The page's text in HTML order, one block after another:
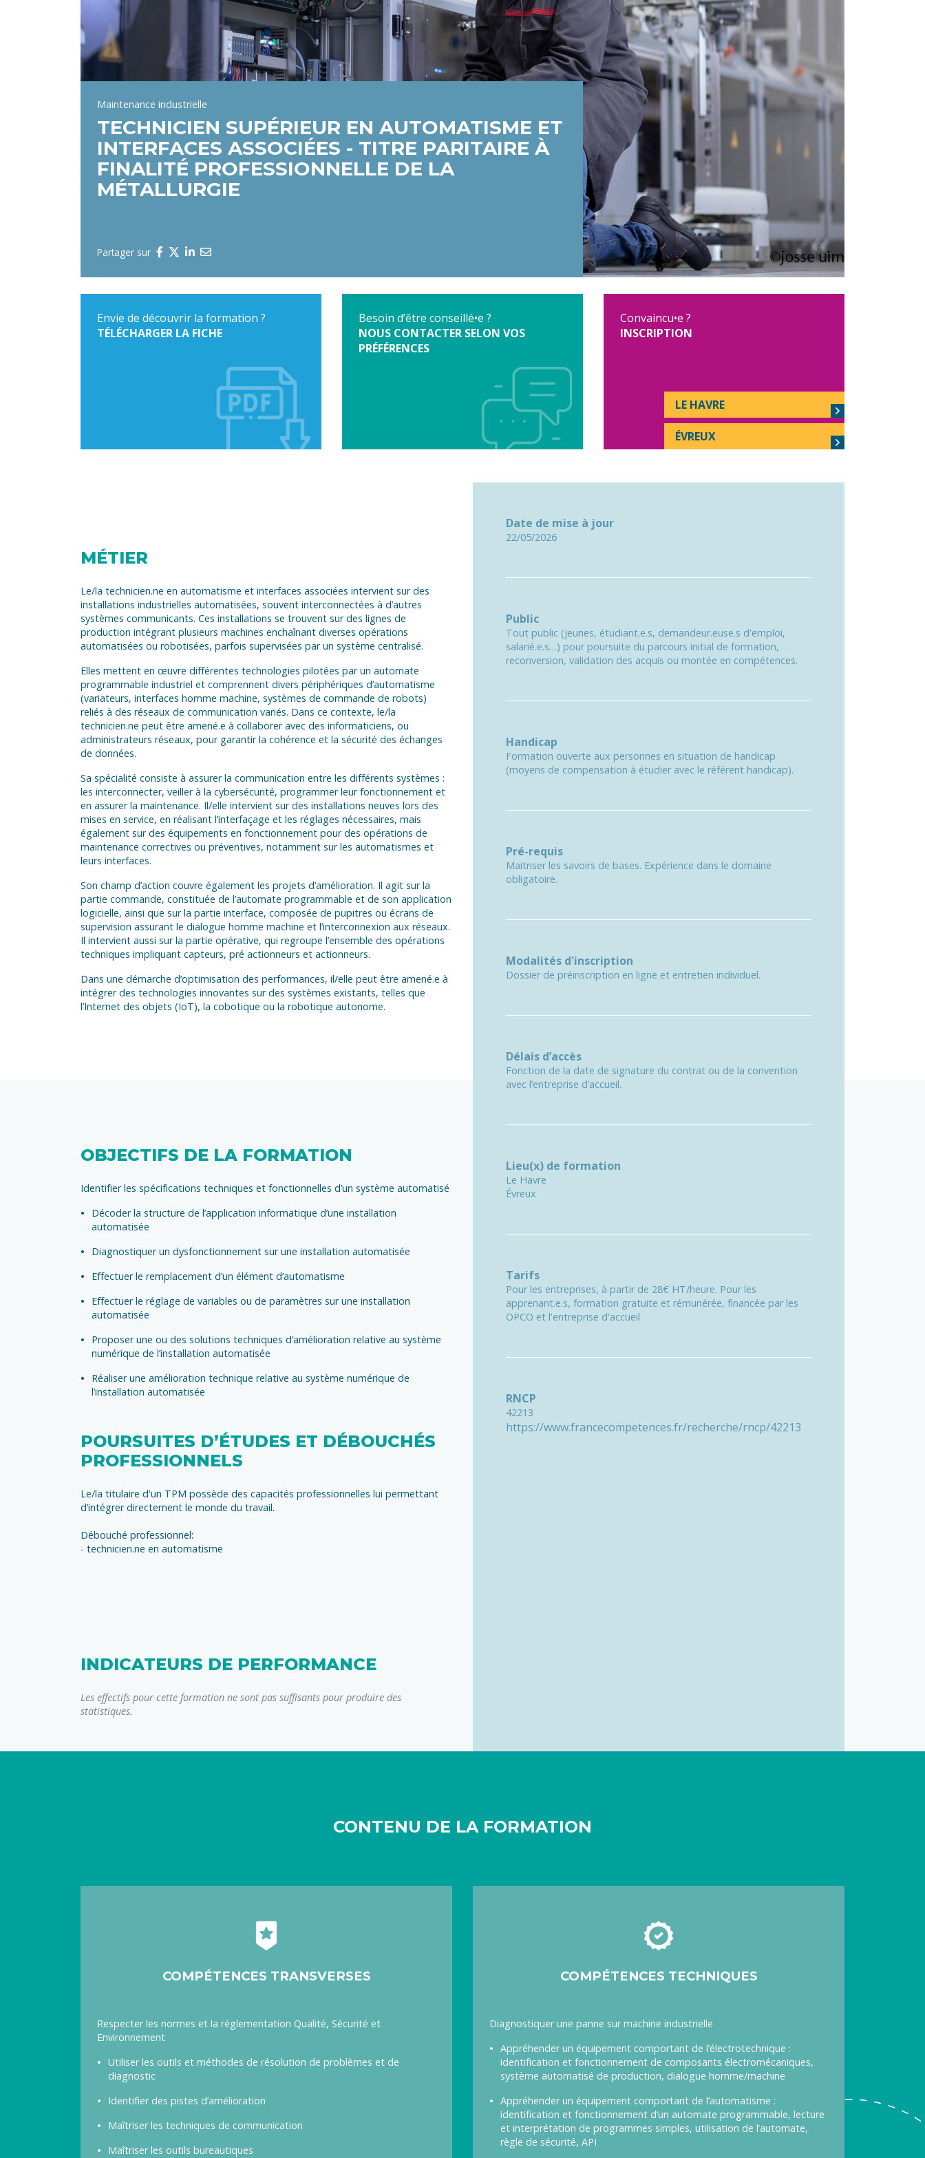
Maintenance industrielle
TECHNICIEN SUPÉRIEUR EN AUTOMATISME ET
INTERFACES ASSOCIÉES - TITRE PARITAIRE À
FINALITÉ PROFESSIONNELLE DE LA
MÉTALLURGIE
Partager sur
Envie de découvrir la formation ?
TÉLÉCHARGER LA FICHE
Besoin d’être conseillé•e ?
NOUS CONTACTER SELON VOS
PRÉFÉRENCES
Convaincu•e ?
INSCRIPTION
LE HAVRE
ÉVREUX
MÉTIER
Le/la technicien.ne en automatisme et interfaces associées intervient sur des
installations industrielles automatisées, souvent interconnectées à d’autres
systèmes communicants. Ces installations se trouvent sur des lignes de
production intégrant plusieurs machines enchaînant diverses opérations
automatisées ou robotisées, parfois supervisées par un système centralisé.
Elles mettent en œuvre différentes technologies pilotées par un automate
programmable industriel et comprennent divers périphériques d’automatisme
(variateurs, interfaces homme machine, systèmes de commande de robots)
reliés à des réseaux de communication variés. Dans ce contexte, le/la
technicien.ne peut être amené.e à collaborer avec des informaticiens, ou
administrateurs réseaux, pour garantir la cohérence et la sécurité des échanges
de données.
Sa spécialité consiste à assurer la communication entre les différents systèmes :
les interconnecter, veiller à la cybersécurité, programmer leur fonctionnement et
en assurer la maintenance. Il/elle intervient sur des installations neuves lors des
mises en service, en réalisant l’interfaçage et les réglages nécessaires, mais
également sur des équipements en fonctionnement pour des opérations de
maintenance correctives ou préventives, notamment sur les automatismes et
leurs interfaces.
Son champ d’action couvre également les projets d’amélioration. Il agit sur la
partie commande, constituée de l’automate programmable et de son application
logicielle, ainsi que sur la partie interface, composée de pupitres ou écrans de
supervision assurant le dialogue homme machine et l’interconnexion aux réseaux.
Il intervient aussi sur la partie opérative, qui regroupe l’ensemble des opérations
techniques impliquant capteurs, pré actionneurs et actionneurs.
Dans une démarche d’optimisation des performances, il/elle peut être amené.e à
intégrer des technologies innovantes sur des systèmes existants, telles que
l’Internet des objets (IoT), la cobotique ou la robotique autonome.
OBJECTIFS DE LA FORMATION
Identifier les spécifications techniques et fonctionnelles d’un système automatisé
Décoder la structure de l’application informatique d’une installation
automatisée
Diagnostiquer un dysfonctionnement sur une installation automatisée
Effectuer le remplacement d’un élément d’automatisme
Effectuer le réglage de variables ou de paramètres sur une installation
automatisée
Proposer une ou des solutions techniques d’amélioration relative au système
numérique de l’installation automatisée
Réaliser une amélioration technique relative au système numérique de
l’installation automatisée
POURSUITES D’ÉTUDES ET DÉBOUCHÉS
PROFESSIONNELS
Le/la titulaire d'un TPM possède des capacités professionnelles lui permettant
d’intégrer directement le monde du travail.
Débouché professionnel:
- technicien.ne en automatisme
INDICATEURS DE PERFORMANCE
Les effectifs pour cette formation ne sont pas suffisants pour produire des
statistiques.
Date de mise à jour
22/05/2026
Public
Tout public (jeunes, étudiant.e.s, demandeur.euse.s d'emploi,
salarié.e.s…) pour poursuite du parcours initial de formation,
reconversion, validation des acquis ou montée en compétences.
Handicap
Formation ouverte aux personnes en situation de handicap
(moyens de compensation à étudier avec le référent handicap).
Pré-requis
Maitriser les savoirs de bases. Expérience dans le domaine
obligatoire.
Modalités d'inscription
Dossier de préinscription en ligne et entretien individuel.
Délais d’accès
Fonction de la date de signature du contrat ou de la convention
avec l’entreprise d’accueil.
Lieu(x) de formation
Le Havre
Évreux
Tarifs
Pour les entreprises, à partir de 28€ HT/heure. Pour les
apprenant.e.s, formation gratuite et rémunérée, financée par les
OPCO et l'entreprise d'accueil.
RNCP
42213
https://www.francecompetences.fr/recherche/rncp/42213
CONTENU DE LA FORMATION
COMPÉTENCES TRANSVERSES
Respecter les normes et la réglementation Qualité, Sécurité et
Environnement
Utiliser les outils et méthodes de résolution de problèmes et de
diagnostic
Identifier des pistes d’amélioration
Maîtriser les techniques de communication
Maîtriser les outils bureautiques
COMPÉTENCES TECHNIQUES
Diagnostiquer une panne sur machine industrielle
Appréhender un équipement comportant de l’électrotechnique :
identification et fonctionnement de composants électromécaniques,
système automatisé de production, dialogue homme/machine
Appréhender un équipement comportant de l’automatisme :
identification et fonctionnement d’un automate programmable, lecture
et interprétation de programmes simples, utilisation de l’automate,
règle de sécurité, API